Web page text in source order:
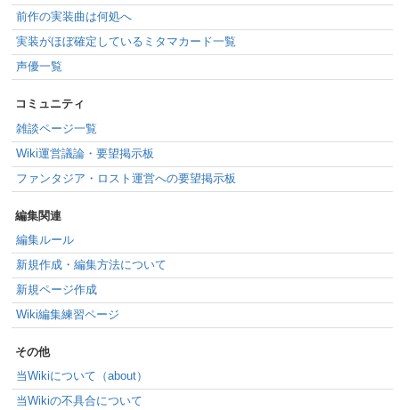
前作の実装曲は何処へ
実装がほぼ確定しているミタマカード一覧
声優一覧
コミュニティ
雑談ページ一覧
Wiki運営議論・要望掲示板
ファンタジア・ロスト運営への要望掲示板
編集関連
編集ルール
新規作成・編集方法について
新規ページ作成
Wiki編集練習ページ
その他
当Wikiについて（about）
当Wikiの不具合について